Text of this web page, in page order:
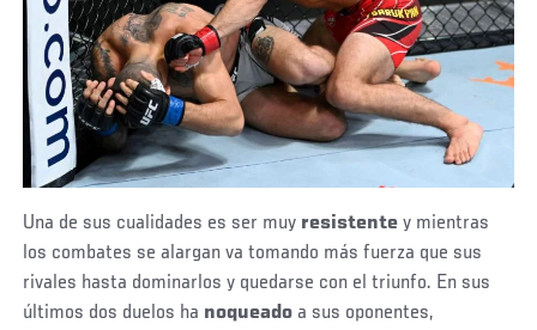
Una de sus cualidades es ser muy resistente y mientras
los combates se alargan va tomando más fuerza que sus
rivales hasta dominarlos y quedarse con el triunfo. En sus
últimos dos duelos ha noqueado a sus oponentes,